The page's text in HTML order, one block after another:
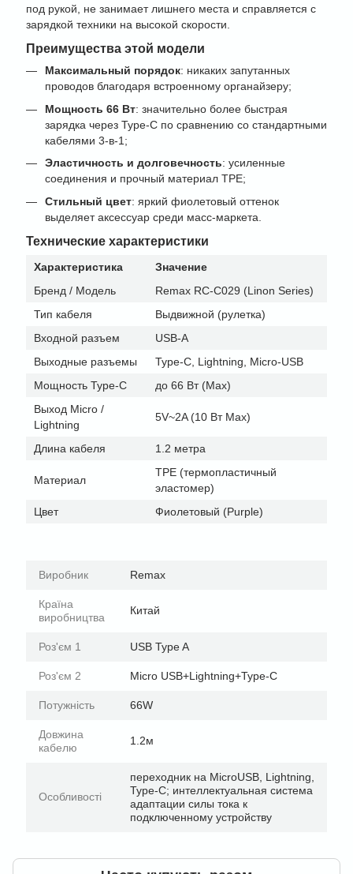
под рукой, не занимает лишнего места и справляется с
зарядкой техники на высокой скорости.
Преимущества этой модели
Максимальный порядок: никаких запутанных
проводов благодаря встроенному органайзеру;
Мощность 66 Вт: значительно более быстрая
зарядка через Type-C по сравнению со стандартными
кабелями 3-в-1;
Эластичность и долговечность: усиленные
соединения и прочный материал TPE;
Стильный цвет: яркий фиолетовый оттенок
выделяет аксессуар среди масс-маркета.
Технические характеристики
Характеристика
Значение
Бренд / Модель
Remax RC-C029 (Linon Series)
Тип кабеля
Выдвижной (рулетка)
Входной разъем
USB-A
Выходные разъемы
Type-C, Lightning, Micro-USB
Мощность Type-C
до 66 Вт (Max)
Выход Micro /
Lightning
5V~2A (10 Вт Max)
Длина кабеля 1.2 метра
Материал
TPE (термопластичный
эластомер)
Цвет
Фиолетовый (Purple)
Виробник Remax
Країна
виробництва
Китай
Роз'єм 1 USB Type A
Роз'єм 2 Micro USB+Lightning+Type-C
Потужність 66W
Довжина
кабелю
1.2м
Особливості
переходник на MicroUSB, Lightning,
Type-C; интеллектуальная система
адаптации силы тока к
подключенному устройству